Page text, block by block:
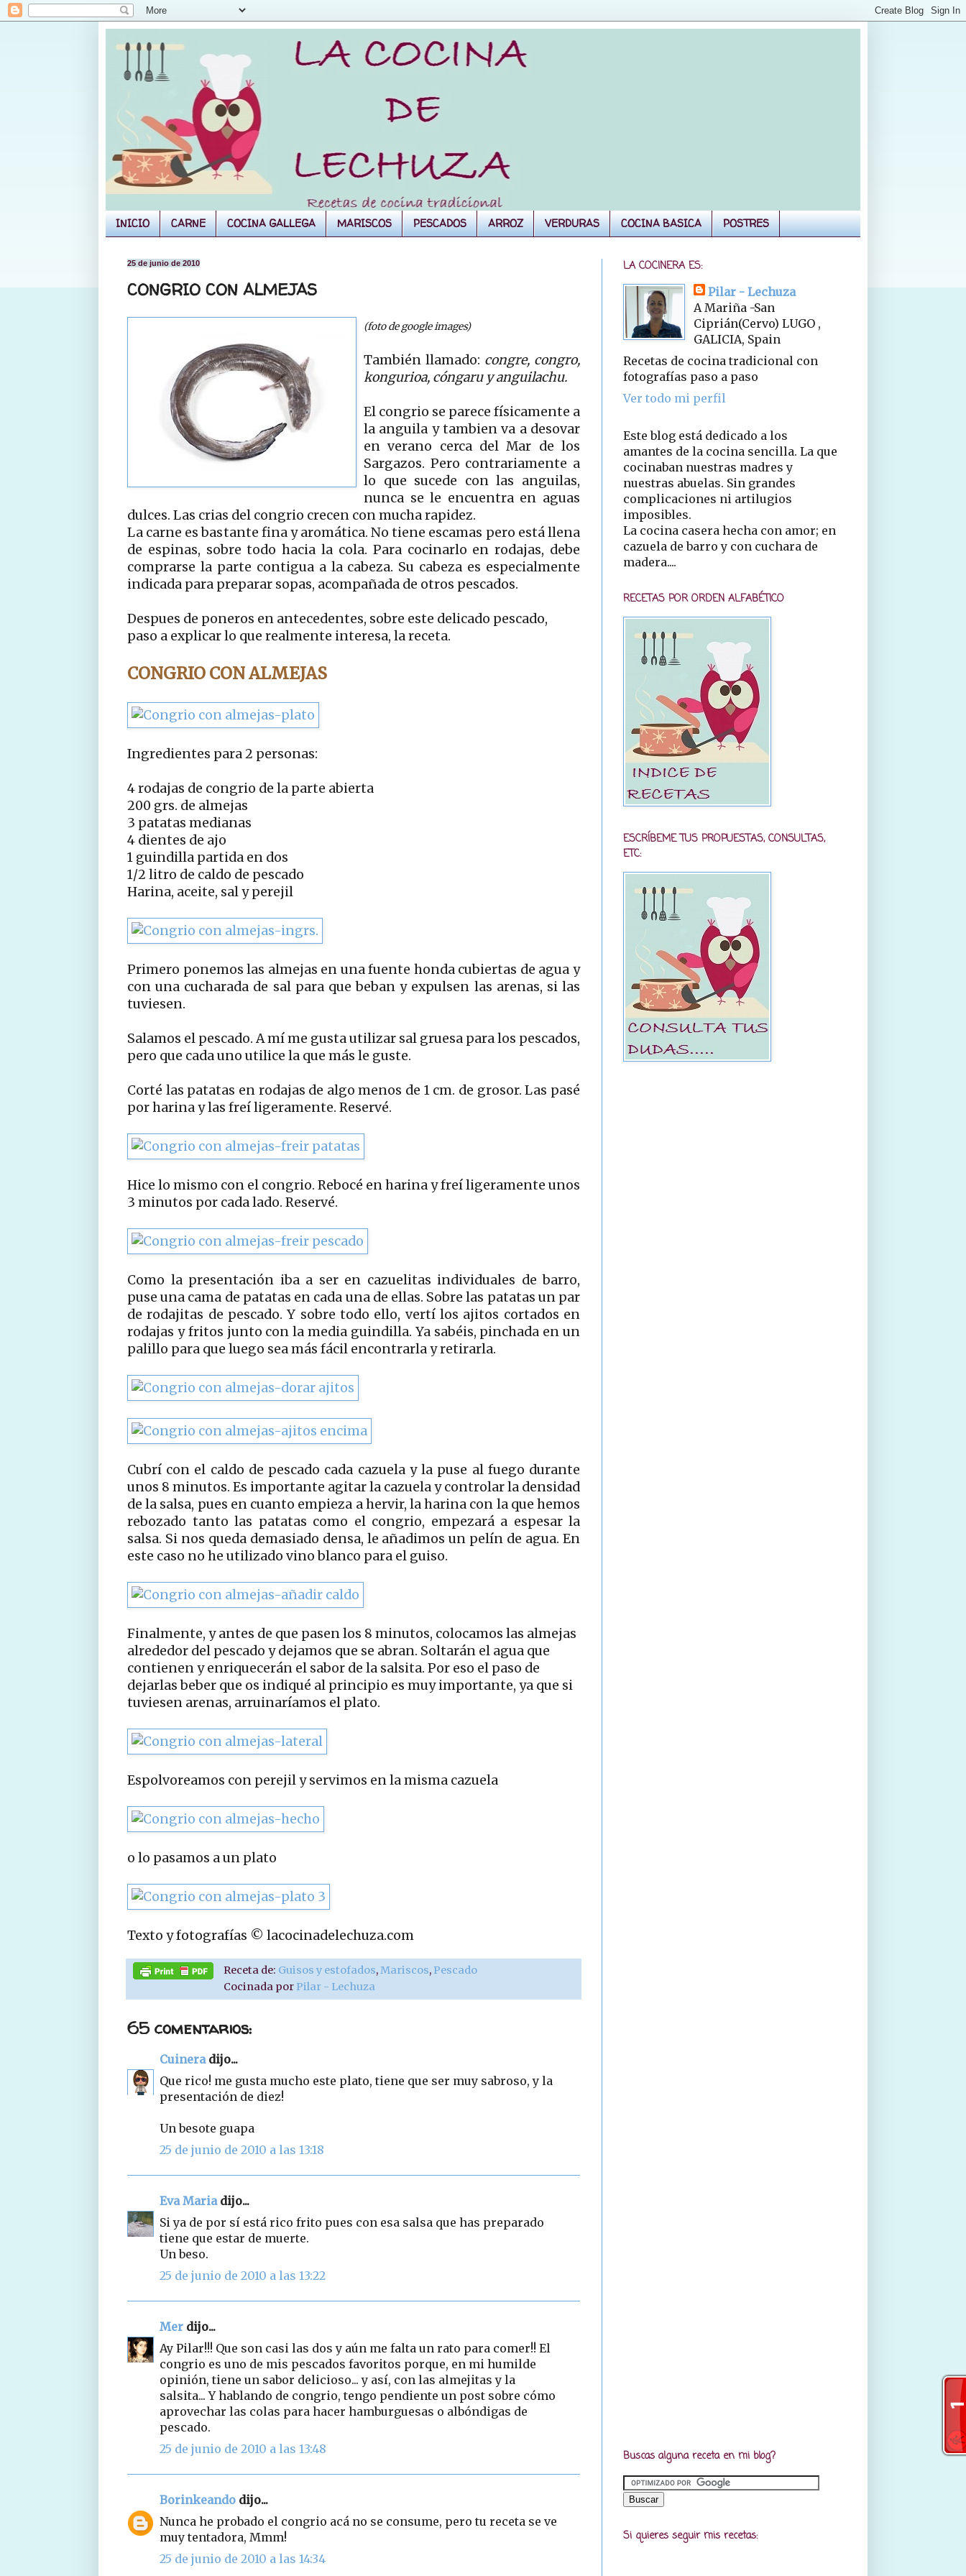
INICIO CARNE COCINA GALLEGA MARISCOS PESCADOS ARROZ VERDURAS COCINA BASICA POSTRES
25 de junio de 2010
CONGRIO CON ALMEJAS
(foto de google images)
También llamado: congre, congro,
kongurioa, cóngaru y anguilachu.
El congrio se parece físicamente a
la anguila y tambien va a desovar
en verano cerca del Mar de los
Sargazos. Pero contrariamente a
lo que sucede con las anguilas,
nunca se le encuentra en aguas
dulces. Las crias del congrio crecen con mucha rapidez.
La carne es bastante fina y aromática. No tiene escamas pero está llena
de espinas, sobre todo hacia la cola. Para cocinarlo en rodajas, debe
comprarse la parte contigua a la cabeza. Su cabeza es especialmente
indicada para preparar sopas, acompañada de otros pescados.
Despues de poneros en antecedentes, sobre este delicado pescado,
paso a explicar lo que realmente interesa, la receta.
CONGRIO CON ALMEJAS
Ingredientes para 2 personas:
4 rodajas de congrio de la parte abierta
200 grs. de almejas
3 patatas medianas
4 dientes de ajo
1 guindilla partida en dos
1/2 litro de caldo de pescado
Harina, aceite, sal y perejil
Primero ponemos las almejas en una fuente honda cubiertas de agua y
con una cucharada de sal para que beban y expulsen las arenas, si las
tuviesen.
Salamos el pescado. A mí me gusta utilizar sal gruesa para los pescados,
pero que cada uno utilice la que más le guste.
Corté las patatas en rodajas de algo menos de 1 cm. de grosor. Las pasé
por harina y las freí ligeramente. Reservé.
Hice lo mismo con el congrio. Rebocé en harina y freí ligeramente unos
3 minutos por cada lado. Reservé.
Como la presentación iba a ser en cazuelitas individuales de barro,
puse una cama de patatas en cada una de ellas. Sobre las patatas un par
de rodajitas de pescado. Y sobre todo ello, vertí los ajitos cortados en
rodajas y fritos junto con la media guindilla. Ya sabéis, pinchada en un
palillo para que luego sea más fácil encontrarla y retirarla.
Cubrí con el caldo de pescado cada cazuela y la puse al fuego durante
unos 8 minutos. Es importante agitar la cazuela y controlar la densidad
de la salsa, pues en cuanto empieza a hervir, la harina con la que hemos
rebozado tanto las patatas como el congrio, empezará a espesar la
salsa. Si nos queda demasiado densa, le añadimos un pelín de agua. En
este caso no he utilizado vino blanco para el guiso.
Finalmente, y antes de que pasen los 8 minutos, colocamos las almejas
alrededor del pescado y dejamos que se abran. Soltarán el agua que
contienen y enriquecerán el sabor de la salsita. Por eso el paso de
dejarlas beber que os indiqué al principio es muy importante, ya que si
tuviesen arenas, arruinaríamos el plato.
Espolvoreamos con perejil y servimos en la misma cazuela
o lo pasamos a un plato
Texto y fotografías © lacocinadelechuza.com
Receta de: Guisos y estofados,Mariscos, Pescado
Cocinada por Pilar - Lechuza
65 comentarios:
Cuineradijo...
Que rico! me gusta mucho este plato, tiene que ser muy sabroso, y la
presentación de diez!
Un besote guapa
25 de junio de 2010 a las 13:18
Eva Mariadijo...
Si ya de por sí está rico frito pues con esa salsa que has preparado
tiene que estar de muerte.
Un beso.
25 de junio de 2010 a las 13:22
Mer dijo...
Ay Pilar!!! Que son casi las dos y aún me falta un rato para comer!! El
congrio es uno de mis pescados favoritos porque, en mi humilde
opinión, tiene un sabor delicioso... y así, con las almejitas y la
salsita... Y hablando de congrio, tengo pendiente un post sobre cómo
aprovechar las colas para hacer hamburguesas o albóndigas de
pescado.
25 de junio de 2010 a las 13:48
Borinkeando dijo...
Nunca he probado el congrio acá no se consume, pero tu receta se ve
muy tentadora, Mmm!
25 de junio de 2010 a las 14:34
LA COCINERA ES:
Pilar - Lechuza
A Mariña -San
Ciprián(Cervo) LUGO ,
GALICIA, Spain
Recetas de cocina tradicional con
fotografías paso a paso
Ver todo mi perfil
Este blog está dedicado a los
amantes de la cocina sencilla. La que
cocinaban nuestras madres y
nuestras abuelas. Sin grandes
complicaciones ni artilugios
imposibles.
La cocina casera hecha con amor; en
cazuela de barro y con cuchara de
madera....
RECETAS POR ORDEN ALFABÉTICO
ESCRÍBEME TUS PROPUESTAS, CONSULTAS,
ETC:
Buscas alguna receta en mi blog?
Si quieres seguir mis recetas: